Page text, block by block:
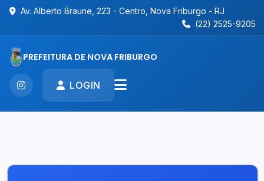
Av. Alberto Braune, 223 - Centro, Nova Friburgo - RJ
(22) 2525-9205
PREFEITURA DE NOVA FRIBURGO
LOGIN